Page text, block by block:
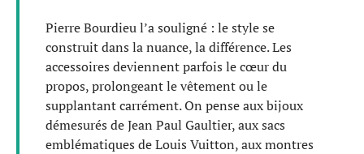
Pierre Bourdieu l’a souligné : le style se
construit dans la nuance, la différence. Les
accessoires deviennent parfois le cœur du
propos, prolongeant le vêtement ou le
supplantant carrément. On pense aux bijoux
démesurés de Jean Paul Gaultier, aux sacs
emblématiques de Louis Vuitton, aux montres